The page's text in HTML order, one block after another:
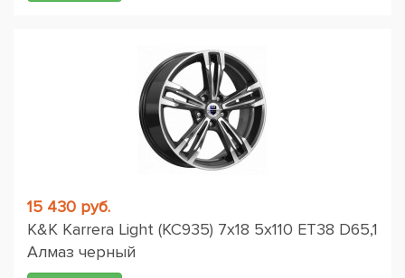
15 430 руб.
K&K Karrera Light (КС935) 7x18 5x110 ET38 D65,1
Алмаз черный